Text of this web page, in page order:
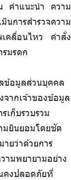
น คำแนะนำ ความ
นการสำรวจความ
คลื่อนไหว คำสั่ง
มรดก
ข้อมูลส่วนบุคคล
ากเจ้าของข้อมูล
เก็บรวบรวม
ยินยอมโดยชัด
ยว่าด้วยการ
ามพยายามอย่าง
คงปลอดภัยที่